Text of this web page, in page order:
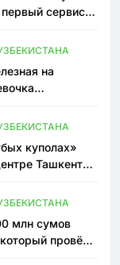
сервис
на
куполах»
Ташкента
млн сумов
провёл